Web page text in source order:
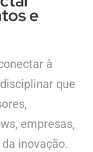
e
à
que
empresas,
inovação.